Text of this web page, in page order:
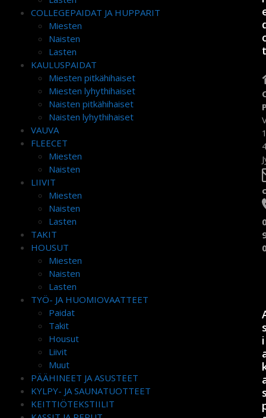
COLLEGEPAIDAT JA HUPPARIT
Miesten
Naisten
Lasten
KAULUSPAIDAT
Miesten pitkähihaiset
Miesten lyhythihaiset
Naisten pitkähihaiset
Naisten lyhythihaiset
VAUVA
FLEECET
Miesten
Naisten
LIIVIT
Miesten
Naisten
Lasten
TAKIT
HOUSUT
Miesten
Naisten
Lasten
TYÖ- JA HUOMIOVAATTEET
Paidat
Takit
Housut
Liivit
Muut
PÄÄHINEET JA ASUSTEET
KYLPY- JA SAUNATUOTTEET
KEITTIÖTEKSTIILIT
t
i